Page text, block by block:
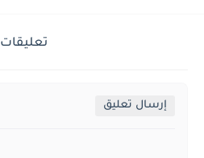
تعليقات
إرسال تعليق